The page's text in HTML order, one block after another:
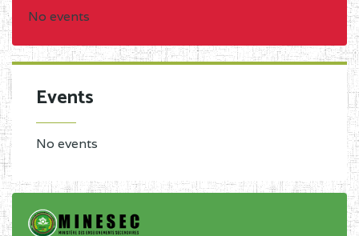
No events
Events
No events